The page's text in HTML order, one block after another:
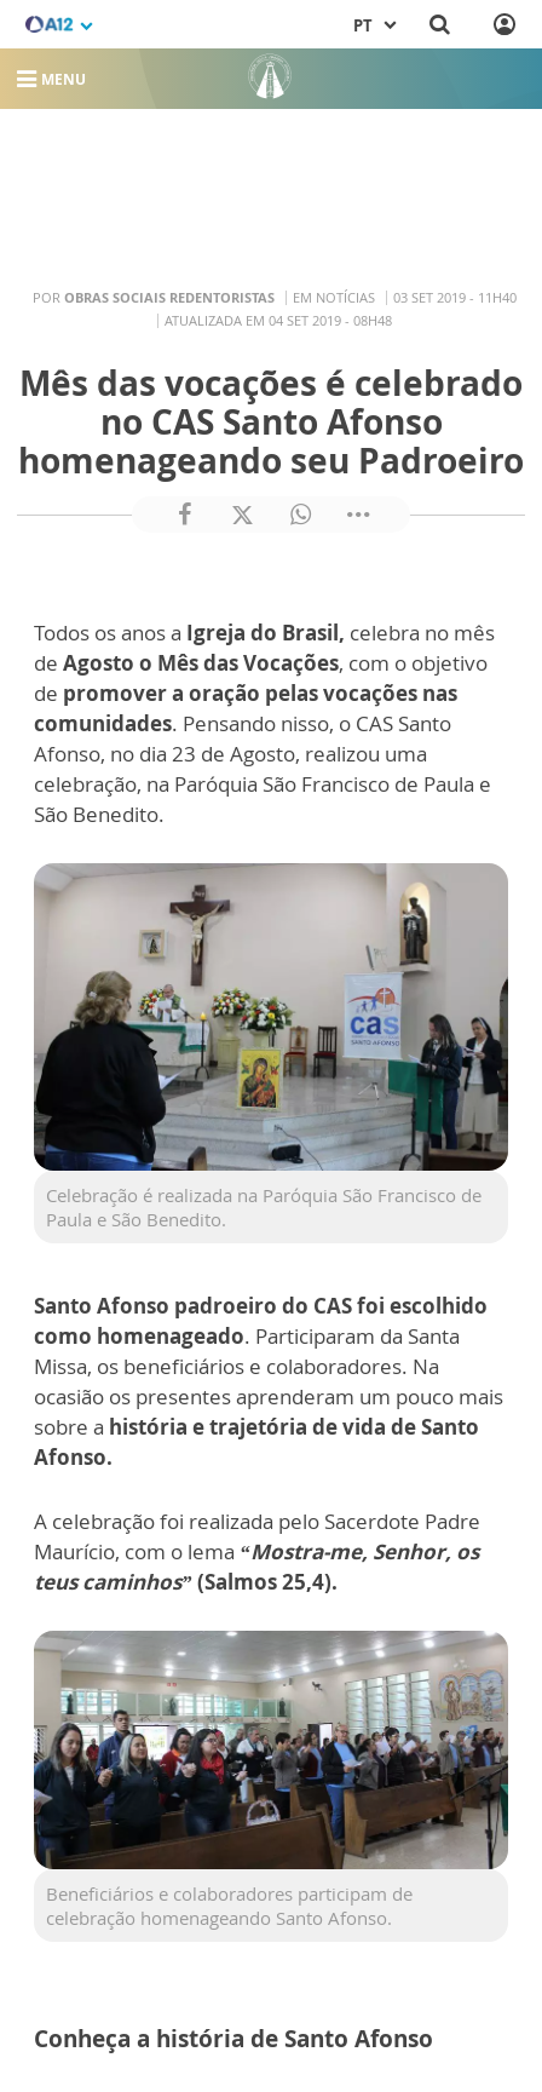
PT
MENU
POR OBRAS SOCIAIS REDENTORISTAS EM NOTÍCIAS
03 SET 2019 - 11H40
ATUALIZADA EM 04 SET 2019 - 08H48
Mês das vocações é celebrado
no CAS Santo Afonso
homenageando seu Padroeiro
Todos os anos a Igreja do Brasil, celebra no mês
de Agosto o Mês das Vocações, com o objetivo
de promover a oração pelas vocações nas
comunidades. Pensando nisso, o CAS Santo
Afonso, no dia 23 de Agosto, realizou uma
celebração, na Paróquia São Francisco de Paula e
São Benedito.
Celebração é realizada na Paróquia São Francisco de
Paula e São Benedito.
Santo Afonso padroeiro do CAS foi escolhido
como homenageado. Participaram da Santa
Missa, os beneficiários e colaboradores. Na
ocasião os presentes aprenderam um pouco mais
sobre a história e trajetória de vida de Santo
Afonso.
A celebração foi realizada pelo Sacerdote Padre
Maurício, com o lema “Mostra-me, Senhor, os
teus caminhos”(Salmos 25,4).
Beneficiários e colaboradores participam de
celebração homenageando Santo Afonso.
Conheça a história de Santo Afonso